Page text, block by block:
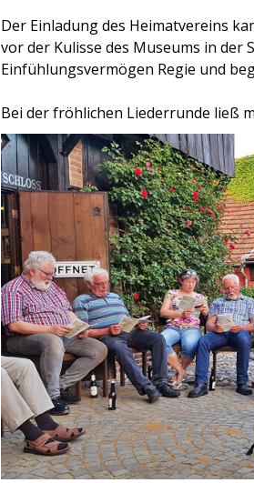
Der Einladung des Heimatvereins
vor der Kulisse des Museums in der
Einfühlungsvermögen Regie und
Bei der fröhlichen Liederrunde ließ